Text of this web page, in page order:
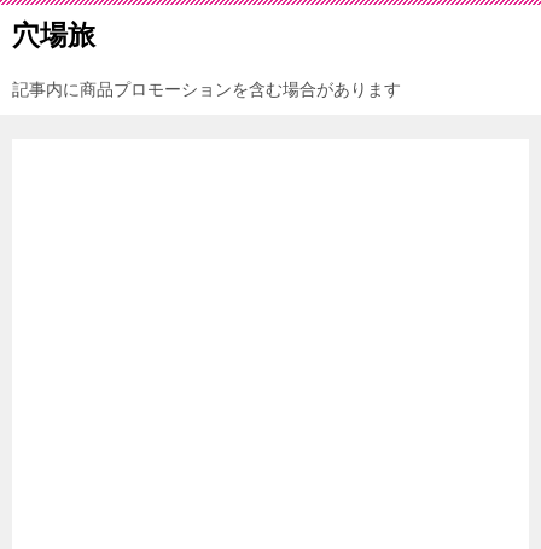
穴場旅
記事内に商品プロモーションを含む場合があります